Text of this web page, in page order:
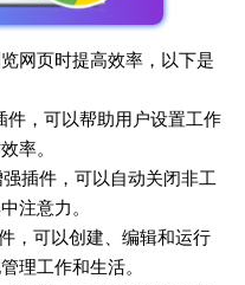
网页时提高效率，以下是
件，可以帮助用户设置工作
率。
插件，可以自动关闭非工
注意力。
，可以创建、编辑和运行
理工作和生活。